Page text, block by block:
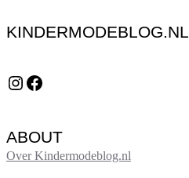
KINDERMODEBLOG.NL
Instagram Facebook
ABOUT
Over Kindermodeblog.nl